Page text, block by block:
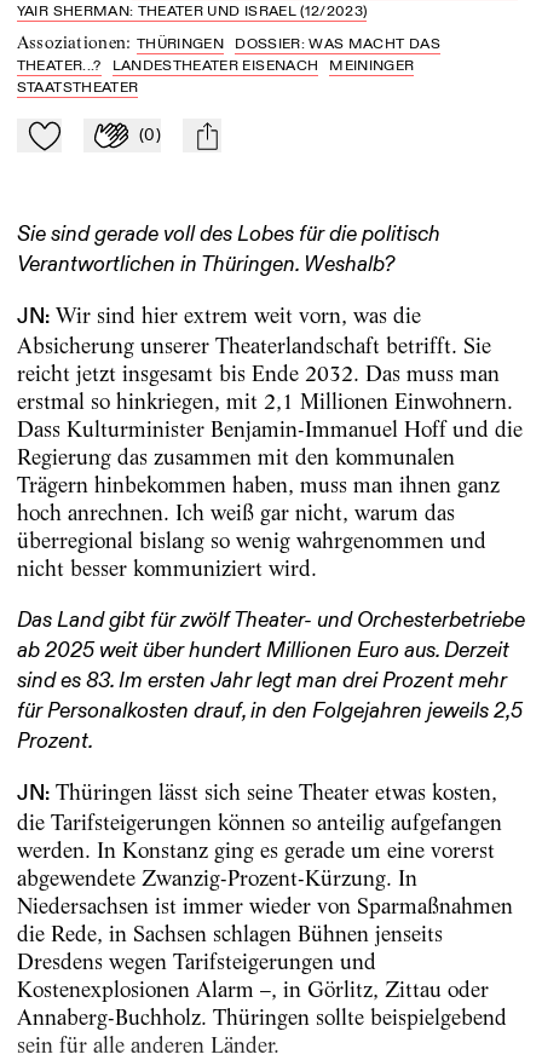
YAIR SHERMAN: THEATER UND ISRAEL (12/2023)
Assoziationen:THÜRINGEN
DOSSIER: WAS MACHT DAS
THEATER...?
LANDESTHEATER EISENACH
MEININGER
STAATSTHEATER
Zu Mein-TdZ hinzufügen
Applaudieren
(0) mail
Sie sind gerade voll des Lobes für die ­politisch
Verantwortlichen in Thüringen. Weshalb?
JN:Wir sind hier extrem weit vorn, was die
Absicherung unserer Theaterlandschaft betrifft. Sie
reicht jetzt insgesamt bis Ende 2032. Das muss man
erstmal so hinkriegen, mit 2,1 Millionen Einwohnern.
Dass Kulturminister Benjamin-Immanuel Hoff und die
Regierung das zusammen mit den kommunalen
Trägern hinbekommen haben, muss man ihnen ganz
hoch anrechnen. Ich weiß gar nicht, warum das
überregional bislang so wenig wahrgenommen und
nicht besser kommuniziert wird.
Das Land gibt für zwölf Theater- und Orchesterbetriebe
ab 2025 weit über hundert Millionen Euro aus. Derzeit
sind es 83. Im ersten Jahr legt man drei Prozent mehr
für Personalkosten drauf, in den Folgejahren jeweils 2,5
Prozent.
JN:Thüringen lässt sich seine Theater etwas kosten,
die Tarifsteigerungen können so anteilig aufgefangen
werden. In Konstanz ging es gerade um eine vorerst
abgewendete Zwanzig-Prozent-Kürzung. In
Niedersachsen ist immer wieder von Sparmaßnahmen
die Rede, in Sachsen schlagen Bühnen jenseits
Dresdens wegen Tarifsteigerungen und
Kostenexplosionen Alarm –, in Görlitz, Zittau oder
Annaberg-Buchholz. Thüringen sollte beispielgebend
sein für alle anderen Länder.